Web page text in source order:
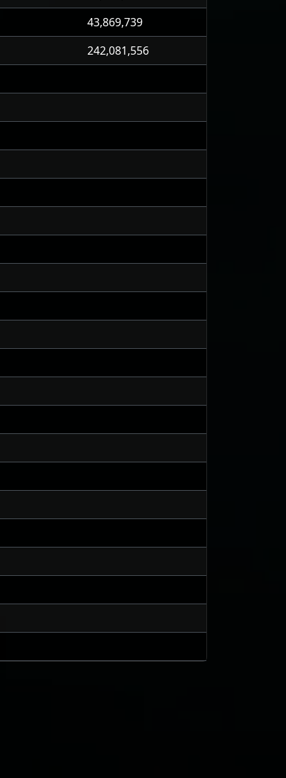
43,869,739
242,081,556